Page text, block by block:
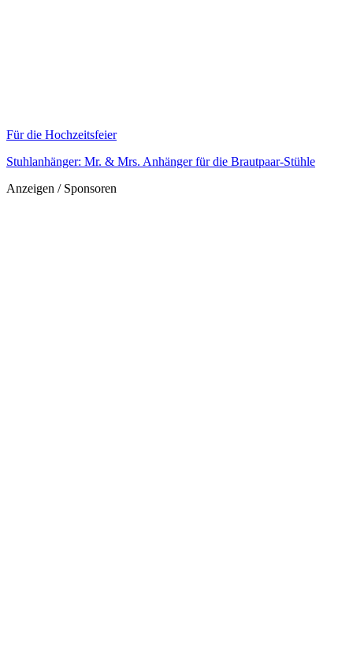
Für die Hochzeitsfeier
Stuhlanhänger: Mr. & Mrs. Anhänger für die Brautpaar-Stühle
Anzeigen / Sponsoren